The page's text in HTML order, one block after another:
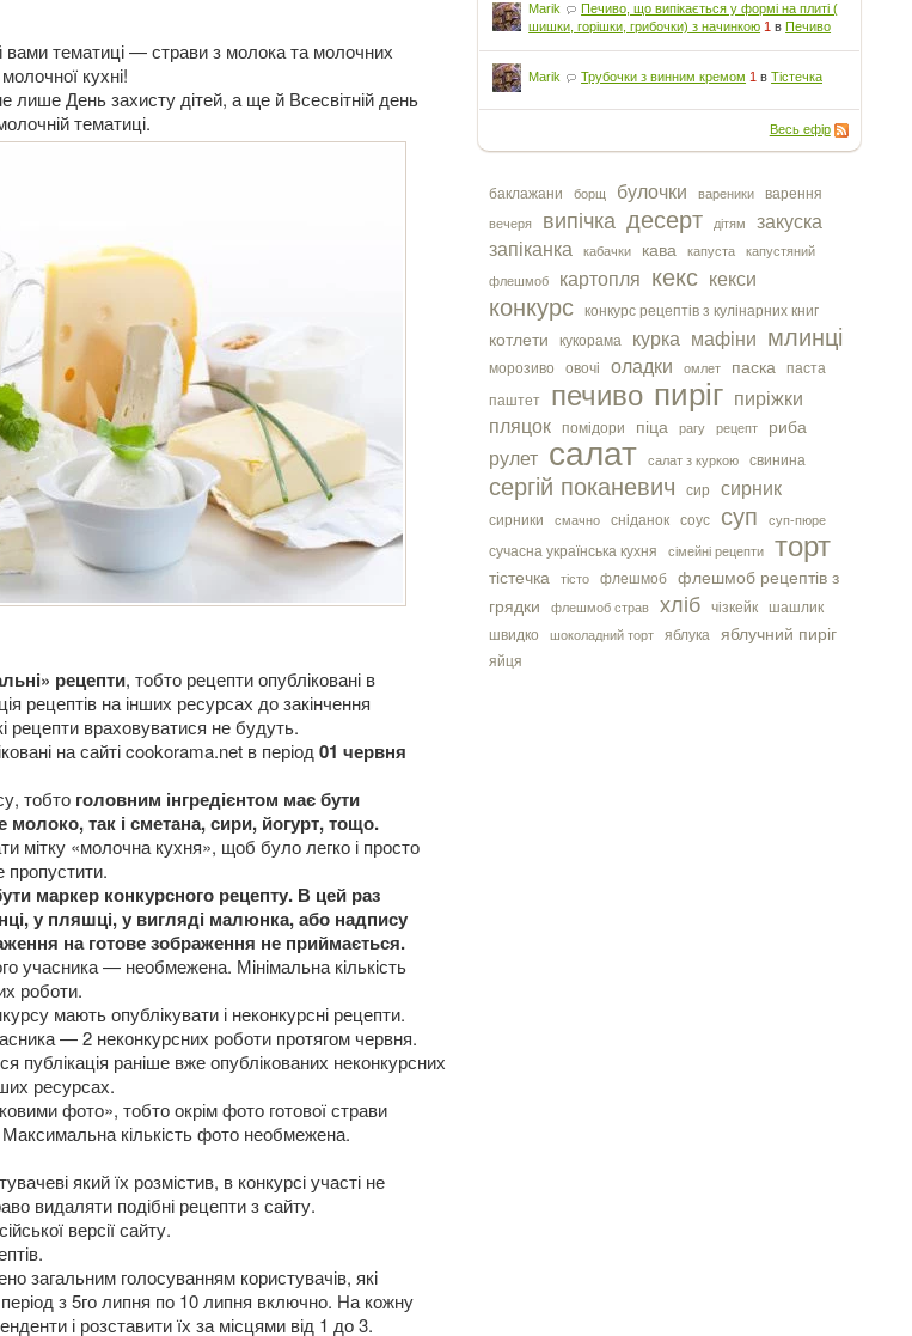
Marik
Печиво, що випікається у формі на плиті (
шишки, горішки, грибочки) з начинкою 1 вПечиво
Marik Трубочки з винним кремом 1 вТістечка
Весь ефір
баклажани борщ булочки вареники варення
вечеря випічка десерт дітям
закуска
запіканка
кабачки кава капуста капустяний
флешмоб картопля кекс кекси
конкурс конкурс рецептів з кулінарних книг
котлети кукорама курка мафіни млинці
морозиво овочі оладки омлет паска
паста
паштет
печиво пиріг пиріжки
пляцок
помідори піца рагу рецепт риба
рулет салат салат з куркою свинина
сергiй поканевич сир сирник
сирники смачно сніданок соус суп суп-пюре
сучасна українська кухня сімейні рецепти торт
тістечка тісто флешмоб
флешмоб рецептів з
грядки
флешмоб страв хліб чізкейк
шашлик
швидко
шоколадний торт яблука яблучний пиріг
яйця
тематиці — страви з молока та молочних
кухні!
День захисту дітей, а ще й Всесвітній день
тематиці.
рецепти, тобто рецепти опубліковані в
рецептів на інших ресурсах до закінчення
рецепти враховуватися не будуть.
на сайті cookorama.net в період 01 червня
тобто головним інгредієнтом має бути
так і сметана, сири, йогурт, тощо.
мітку «молочна кухня», щоб було легко і просто
пропустити.
маркер конкурсного рецепту. В цей раз
у пляшці, у вигляді малюнка, або надпису
на готове зображення не приймається.
учасника — необмежена. Мінімальна кількість
роботи.
мають опублікувати і неконкурсні рецепти.
— 2 неконкурсних роботи протягом червня.
публікація раніше вже опублікованих неконкурсних
ресурсах.
фото», тобто окрім фото готової страви
Максимальна кількість фото необмежена.
який їх розмістив, в конкурсі участі не
видаляти подібні рецепти з сайту.
версії сайту.
загальним голосуванням користувачів, які
з 5го липня по 10 липня включно. На кожну
і розставити їх за місцями від 1 до 3.